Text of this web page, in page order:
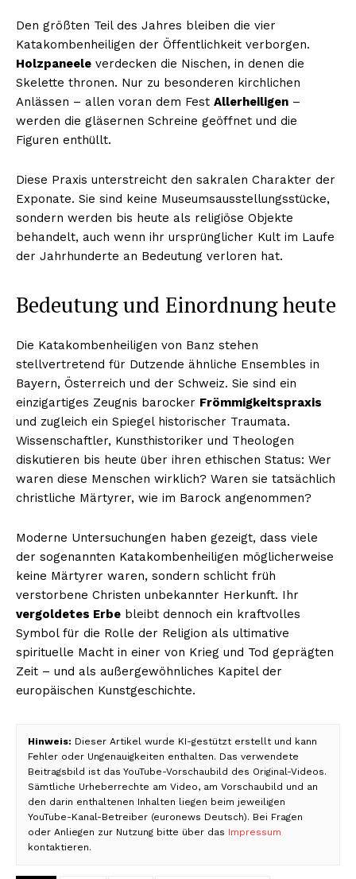
Den größten Teil des Jahres bleiben die vier
Katakombenheiligen der Öffentlichkeit verborgen.
Holzpaneele verdecken die Nischen, in denen die
Skelette thronen. Nur zu besonderen kirchlichen
Anlässen – allen voran dem Fest Allerheiligen –
werden die gläsernen Schreine geöffnet und die
Figuren enthüllt.
Diese Praxis unterstreicht den sakralen Charakter der
Exponate. Sie sind keine Museumsausstellungsstücke,
sondern werden bis heute als religiöse Objekte
behandelt, auch wenn ihr ursprünglicher Kult im Laufe
der Jahrhunderte an Bedeutung verloren hat.
Bedeutung und Einordnung heute
Die Katakombenheiligen von Banz stehen
stellvertretend für Dutzende ähnliche Ensembles in
Bayern, Österreich und der Schweiz. Sie sind ein
einzigartiges Zeugnis barocker Frömmigkeitspraxis
und zugleich ein Spiegel historischer Traumata.
Wissenschaftler, Kunsthistoriker und Theologen
diskutieren bis heute über ihren ethischen Status: Wer
waren diese Menschen wirklich? Waren sie tatsächlich
christliche Märtyrer, wie im Barock angenommen?
Moderne Untersuchungen haben gezeigt, dass viele
der sogenannten Katakombenheiligen möglicherweise
keine Märtyrer waren, sondern schlicht früh
verstorbene Christen unbekannter Herkunft. Ihr
vergoldetes Erbe bleibt dennoch ein kraftvolles
Symbol für die Rolle der Religion als ultimative
spirituelle Macht in einer von Krieg und Tod geprägten
Zeit – und als außergewöhnliches Kapitel der
europäischen Kunstgeschichte.
Hinweis: Dieser Artikel wurde KI-gestützt erstellt und kann
Fehler oder Ungenauigkeiten enthalten. Das verwendete
Beitragsbild ist das YouTube-Vorschaubild des Original-Videos.
Sämtliche Urheberrechte am Video, am Vorschaubild und an
den darin enthaltenen Inhalten liegen beim jeweiligen
YouTube-Kanal-Betreiber (euronews Deutsch). Bei Fragen
oder Anliegen zur Nutzung bitte über das Impressum
kontaktieren.